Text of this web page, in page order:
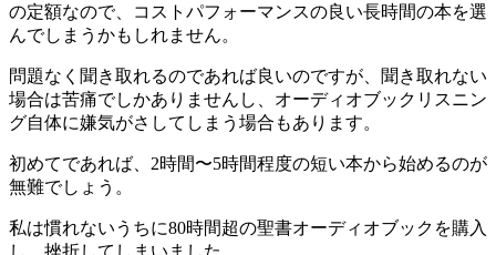
の定額なので、コストパフォーマンスの良い長時間の本を選
んでしまうかもしれません。
問題なく聞き取れるのであれば良いのですが、聞き取れない
場合は苦痛でしかありませんし、オーディオブックリスニン
グ自体に嫌気がさしてしまう場合もあります。
初めてであれば、2時間〜5時間程度の短い本から始めるのが
無難でしょう。
私は慣れないうちに80時間超の聖書オーディオブックを購入